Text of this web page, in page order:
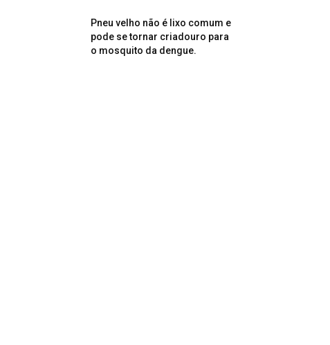
Pneu velho não é lixo comum e
pode se tornar criadouro para
o mosquito da dengue.